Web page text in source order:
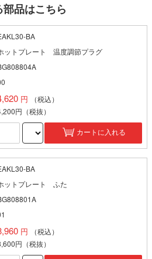
品はこちら
BA
ットプレート 温度調節プラグ
（税込）
円 （税抜）
カートに入れる
BA
ットプレート ふた
（税込）
円 （税抜）